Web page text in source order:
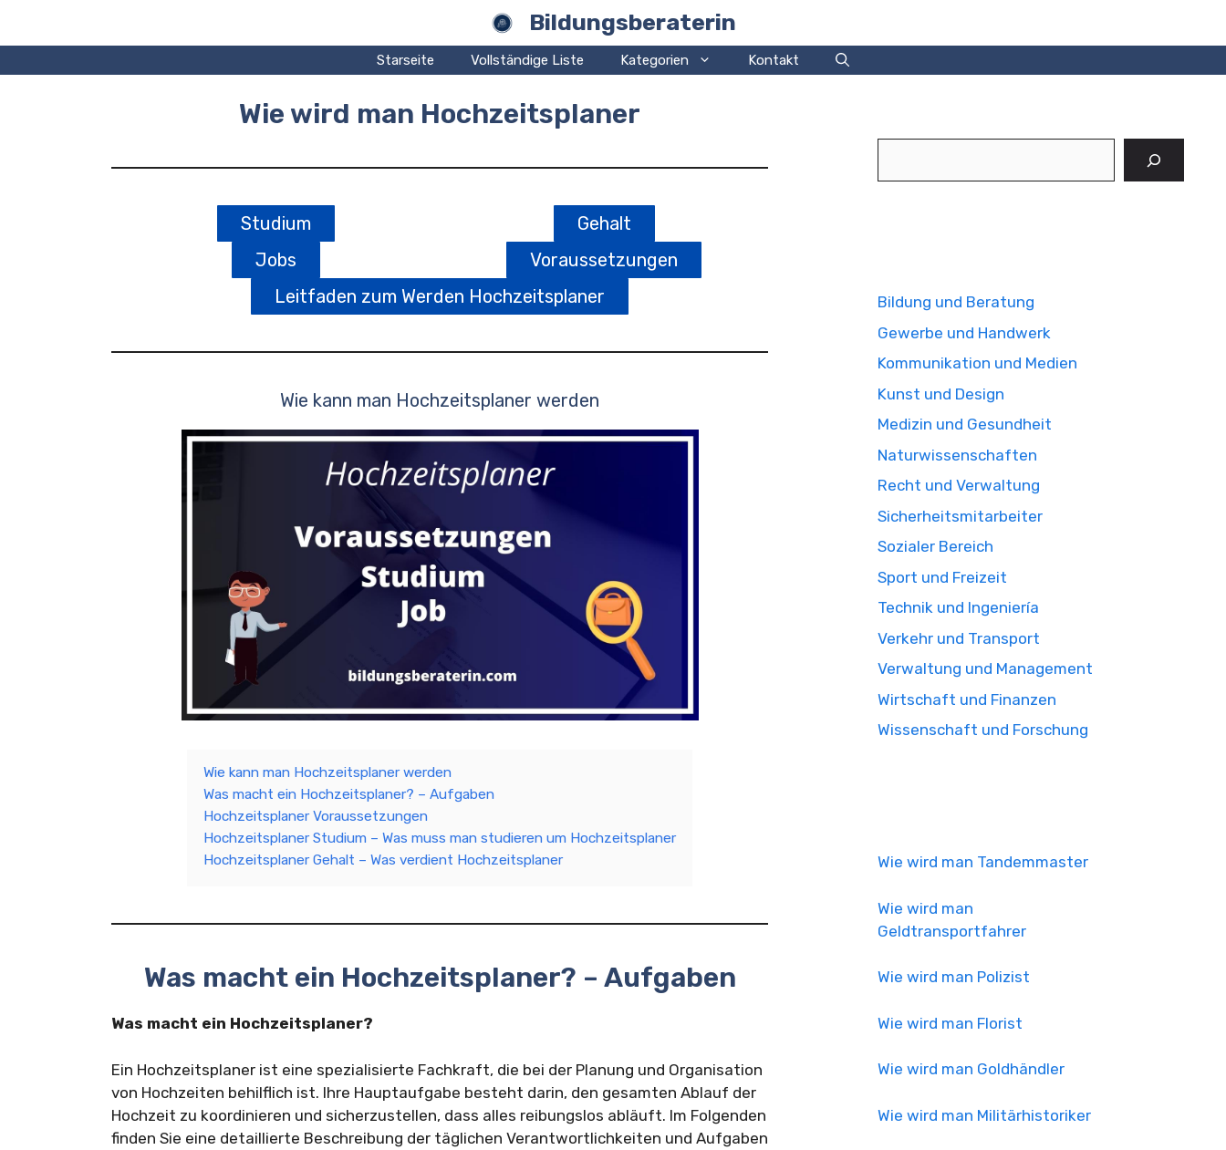
Bildungsberaterin
Starseite Vollständige Liste Kategorien Kontakt
Wie wird man Hochzeitsplaner
Studium
Gehalt
Jobs
Voraussetzungen
Leitfaden zum Werden Hochzeitsplaner
Wie kann man Hochzeitsplaner werden
Wie kann man Hochzeitsplaner werden
Was macht ein Hochzeitsplaner? – Aufgaben
Hochzeitsplaner Voraussetzungen
Hochzeitsplaner Studium – Was muss man studieren um Hochzeitsplaner
Hochzeitsplaner Gehalt – Was verdient Hochzeitsplaner
Was macht ein Hochzeitsplaner? – Aufgaben
Was macht ein Hochzeitsplaner?
Ein Hochzeitsplaner ist eine spezialisierte Fachkraft, die bei der Planung und Organisation
von Hochzeiten behilflich ist. Ihre Hauptaufgabe besteht darin, den gesamten Ablauf der
Hochzeit zu koordinieren und sicherzustellen, dass alles reibungslos abläuft. Im Folgenden
finden Sie eine detaillierte Beschreibung der täglichen Verantwortlichkeiten und Aufgaben
Bildung und Beratung
Gewerbe und Handwerk
Kommunikation und Medien
Kunst und Design
Medizin und Gesundheit
Naturwissenschaften
Recht und Verwaltung
Sicherheitsmitarbeiter
Sozialer Bereich
Sport und Freizeit
Technik und Ingeniería
Verkehr und Transport
Verwaltung und Management
Wirtschaft und Finanzen
Wissenschaft und Forschung
Wie wird man Tandemmaster
Wie wird man
Geldtransportfahrer
Wie wird man Polizist
Wie wird man Florist
Wie wird man Goldhändler
Wie wird man Militärhistoriker